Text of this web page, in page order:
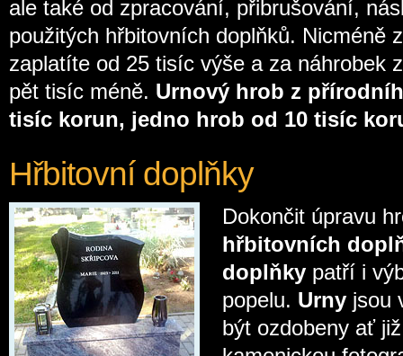
ale také od zpracování, přibrušování,
použitých hřbitovních doplňků. Nicméně
zaplatíte od 25 tisíc výše a za náhrobek
pět tisíc méně. Urnový hrob z
tisíc korun, jedno hrob od 10 tisíc
Hřbitovní doplňky
Dokončit úpravu
hřbitovních
doplňky patří i
popelu. Urny jsou
být ozdobeny ať